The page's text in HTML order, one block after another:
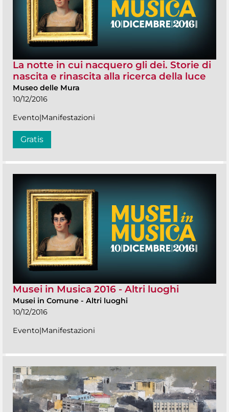
La notte in cui nacquero gli dei. Storie di
nascita e rinascita alla ricerca della luce
Museo delle Mura
10/12/2016
Evento|Manifestazioni
Gratis
Musei in Musica 2016 - Altri luoghi
Musei in Comune - Altri luoghi
10/12/2016
Evento|Manifestazioni